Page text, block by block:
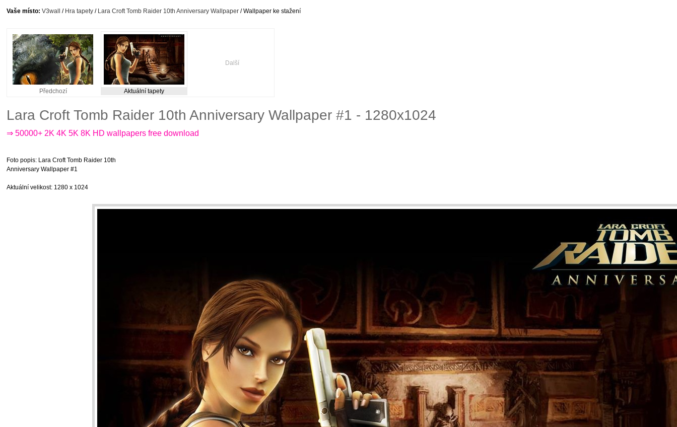
Vaše místo: V3wall / Hra tapety / Lara Croft Tomb Raider 10th Anniversary Wallpaper / Wallpaper ke stažení
Předchozí Aktuální tapety
Další
Lara Croft Tomb Raider 10th Anniversary Wallpaper #1 - 1280x1024
⇒ 50000+ 2K 4K 5K 8K HD wallpapers free download
Foto popis: Lara Croft Tomb Raider 10th
Anniversary Wallpaper #1
Aktuální velikost: 1280 x 1024